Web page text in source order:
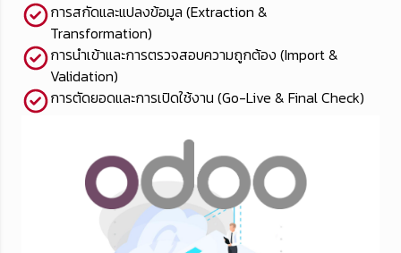
การสกัดและแปลงข้อมูล (Extraction &
Transformation)
การนำเข้าและการตรวจสอบความถูกต้อง (Import &
Validation)
การตัดยอดและการเปิดใช้งาน (Go-Live & Final Check)